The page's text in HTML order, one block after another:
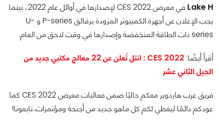
Lake H
في معرض CES 2022 لإصدارها في أوائل عام 2022، بينما
يجب الإعلان عن أجهزة الكمبيوتر المزودة برقائق P-series و U-
series ذات الطاقة المنخفضة وإصدارها في وقت لاحق من العام.
أقرأ أيضًا:
CES 2022 : انتل تُعلن عن 22 معالج مكتبي جديد من
الجيل الثاني عشر
فريق عرب هاردوير معكم حاليًا ضمن فعاليات معرض CES 2022 كما
عودكم دائمًا ليغطي لكم كل ماهو جديد من أجنحة ومؤتمرات..تابعونا!